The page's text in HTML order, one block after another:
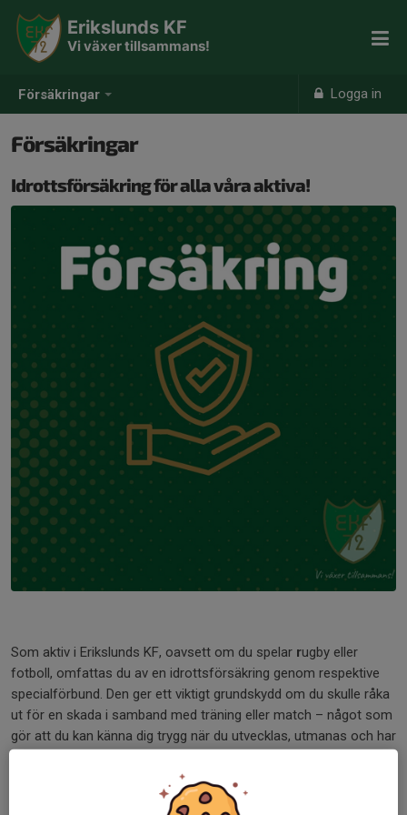
Försäkringar Logga in
Erikslunds KF
Vi växer tillsammans!
Försäkringar
Idrottsförsäkring för alla våra aktiva!
Som aktiv i Erikslunds KF, oavsett om du spelar rugby eller
fotboll, omfattas du av en idrottsförsäkring genom respektive
specialförbund. Den ger ett viktigt grundskydd om du skulle råka
ut för en skada i samband med träning eller match – något som
gör att du kan känna dig trygg när du utvecklas, utmanas och har